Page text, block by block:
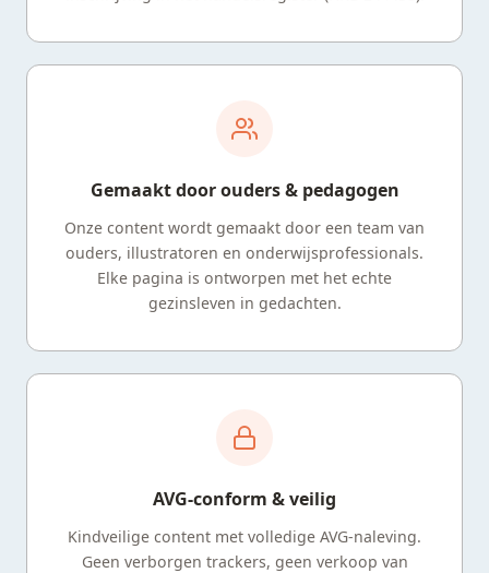
Gemaakt door ouders & pedagogen
Onze content wordt gemaakt door een team van
ouders, illustratoren en onderwijsprofessionals.
Elke pagina is ontworpen met het echte
gezinsleven in gedachten.
AVG-conform & veilig
Kindveilige content met volledige AVG-naleving.
Geen verborgen trackers, geen verkoop van